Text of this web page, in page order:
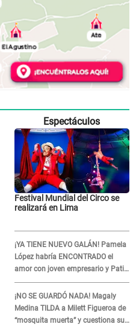
Espectáculos
Festival Mundial del Circo se
realizará en Lima
¡YA TIENE NUEVO GALÁN! Pamela
López habría ENCONTRADO el
amor con joven empresario y Pati
Lorena la ECHA en VIVO
¡NO SE GUARDÓ NADA! Magaly
Medina TILDA a Milett Figueroa de
“mosquita muerta” y cuestiona su